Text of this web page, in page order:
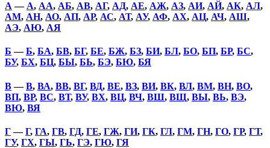
А — А, АА, АБ, АВ, АГ, АД, АЕ, АЖ, АЗ, АИ, АЙ, АК, АЛ,
АМ, АН, АО, АП, АР, АС, АТ, АУ, АФ, АХ, АЦ, АЧ, АШ,
АЭ, АЮ, АЯ
Б —Б, БА, БВ, БГ, БЕ, БЖ, БЗ, БИ, БЛ, БО, БП, БР, БС,
БУ, БХ, БЦ, БЫ, БЬ, БЭ, БЮ, БЯ
В—В, ВА, ВВ, ВГ, ВД, ВЕ, ВЗ, ВИ, ВК, ВЛ, ВМ, ВН, ВО,
ВП, ВР, ВС, ВТ, ВУ, ВХ, ВЦ, ВЧ, ВШ, ВЩ, ВЫ, ВЬ, ВЭ,
ВЮ, ВЯ
Г—Г, ГА, ГВ, ГД, ГЕ, ГЖ, ГИ, ГК, ГЛ, ГМ, ГН, ГО, ГР, ГТ,
ГУ, ГХ, ГЫ, ГЬ, ГЭ, ГЮ, ГЯ